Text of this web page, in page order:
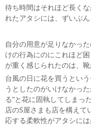
待ち時間はそれほど長く
れたアタシには、ずいぶん
自分の用意が足りなかっ
けの行為にのにこれほど
が重く感じられたのは、
台風の日に花を買うとい
うとしたのがいけなかっ
る”と花に固執してしまっ
店のS屋さまも店を構え
応する柔軟性がアタシには